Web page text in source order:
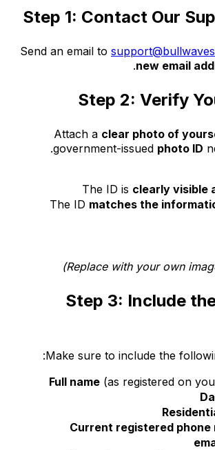
Step 1: Contact Our
Send an email to
new email
Step 2: Verify
Attach a clear photo of
government-issued photo ID
The ID is clearly visible
The ID matches the
Step 3: Include
Make sure to include the
Full name (as registered on
Current registered phone